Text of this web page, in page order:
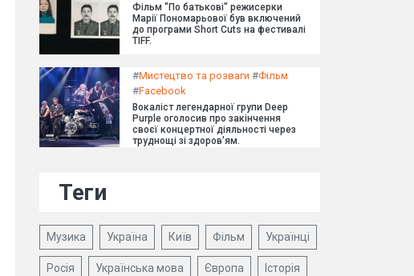
Фільм "По батькові" режисерки
Марії Пономарьової був включений
до програми Short Cuts на фестивалі
TIFF.
#Мистецтво та розваги #Фільм
#Facebook
Вокаліст легендарної групи Deep
Purple оголосив про закінчення
своєї концертної діяльності через
труднощі зі здоров'ям.
Теги
Музика Україна Київ Фільм Українці
Росія Українська мова Європа Історія